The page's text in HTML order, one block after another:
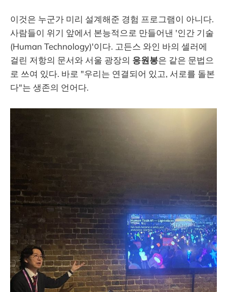
이것은 누군가 미리 설계해준 경험 프로그램이 아니다.
사람들이 위기 앞에서 본능적으로 만들어낸 '인간 기술
(Human Technology)'이다. 고든스 와인 바의 셀러에
걸린 저항의 문서와 서울 광장의 응원봉은 같은 문법으
로 쓰여 있다. 바로 "우리는 연결되어 있고, 서로를 돌본
다"는 생존의 언어다.